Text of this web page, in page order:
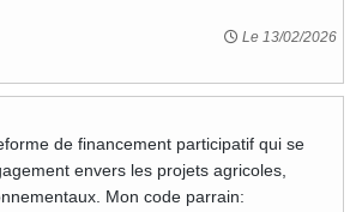
Le 13/02/2026
de financement participatif qui se
envers les projets agricoles,
Mon code parrain: